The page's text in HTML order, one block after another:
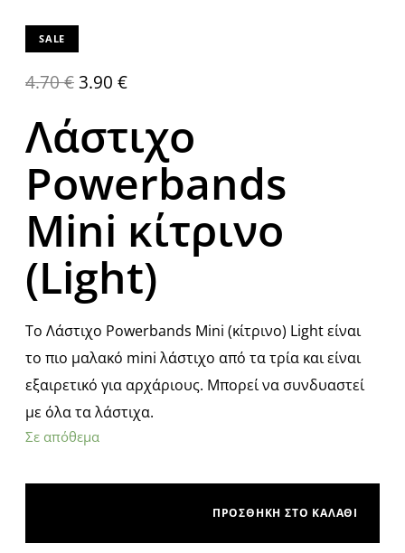
SALE
4.70€3.90 €
Λάστιχο
Powerbands
Mini κίτρινο
(Light)
Το Λάστιχο Powerbands Mini (κίτρινο) Light είναι
το πιο μαλακό mini λάστιχο από τα τρία και είναι
εξαιρετικό για αρχάριους. Μπορεί να συνδυαστεί
με όλα τα λάστιχα.
Σε απόθεμα
ΠΡΟΣΘΉΚΗ ΣΤΟ ΚΑΛΆΘΙ